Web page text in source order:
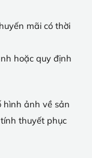
mãi có thời
hoặc quy định
hình ảnh về sản
thuyết phục